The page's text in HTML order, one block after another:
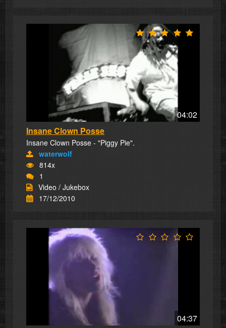
04:02
Insane Clown Posse
Insane Clown Posse - "Piggy Pie".
waterwolf
814x
1
Video / Jukebox
17/12/2010
04:37